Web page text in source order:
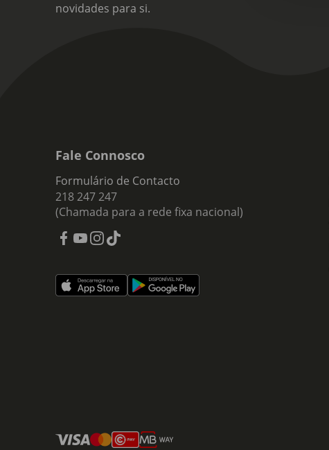
novidades para si.
Fale Connosco
Formulário de Contacto
218 247 247
(Chamada para a rede fixa nacional)